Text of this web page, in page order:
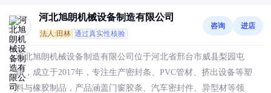
河北旭朗机械设备制造有限公司
法人:田林 通过真实性核验
咨询 进店
河北旭朗机械设备制造有限公司位于河北省邢台市威县梨园屯
镇，成立于2017年，专注生产密封条、PVC管材、挤出设备等塑
料与橡胶制品，产品涵盖门窗胶条、汽车密封件、异型材等领